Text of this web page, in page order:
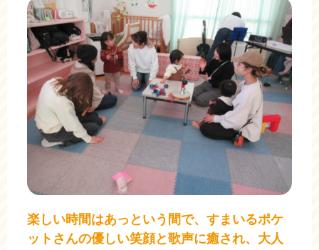
楽しい時間はあっという間で、すまいるポケ
ットさんの優しい笑顔と歌声に癒され、大人